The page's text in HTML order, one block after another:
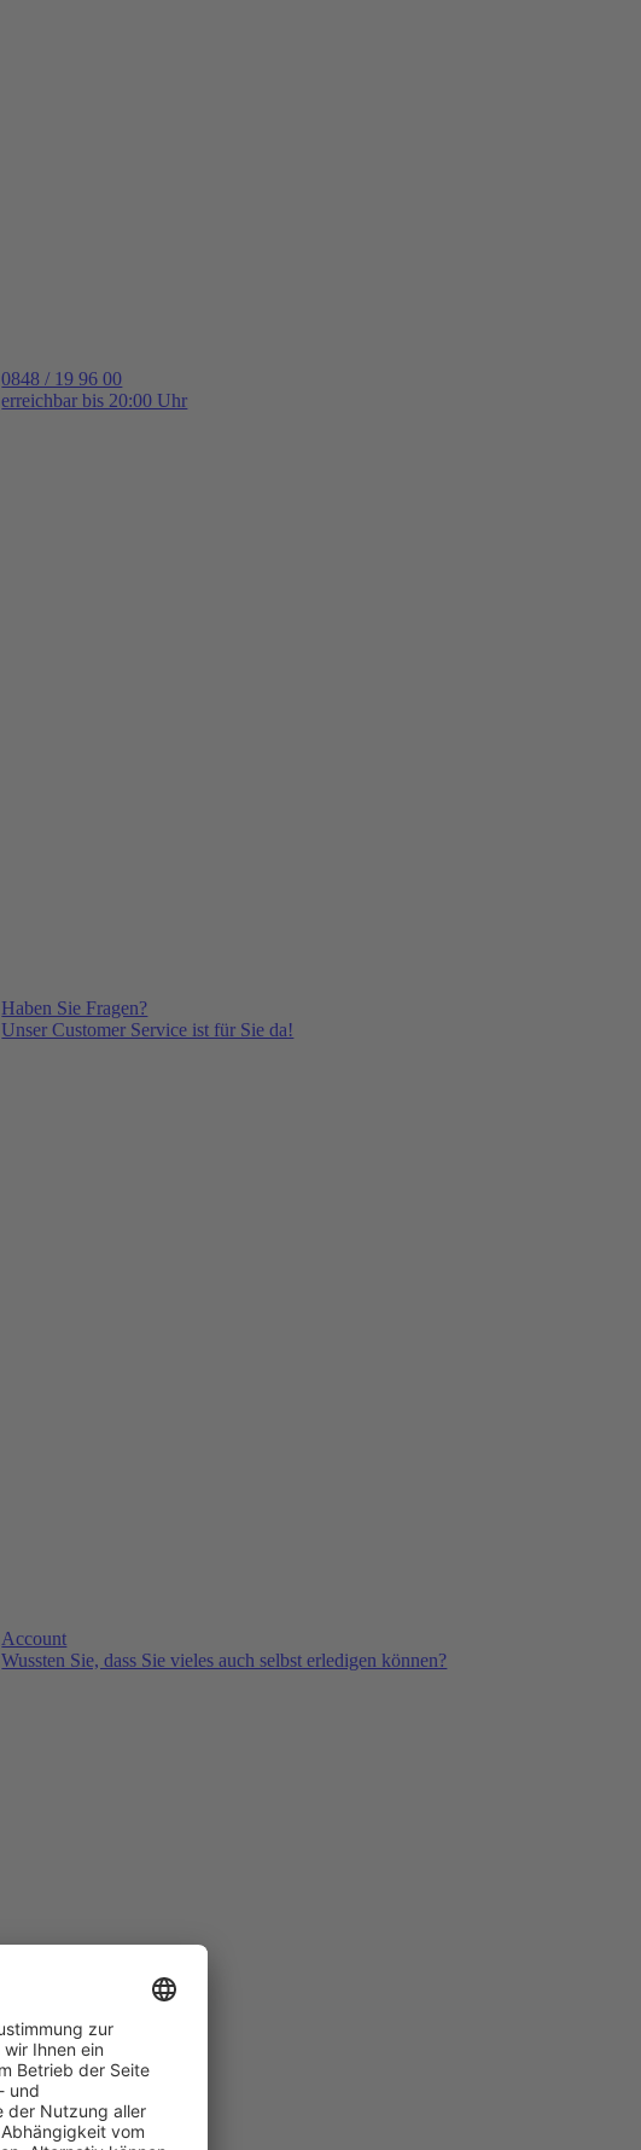
0848 / 19 96 00
erreichbar bis 20:00 Uhr
Haben Sie Fragen?
Unser Customer Service ist für Sie da!
Account
Wussten Sie, dass Sie vieles auch selbst erledigen können?